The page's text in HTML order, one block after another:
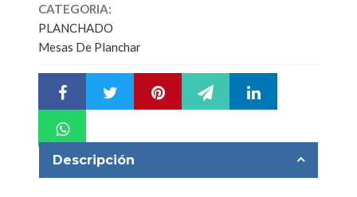
CATEGORIA:
PLANCHADO
Mesas De Planchar
Descripción